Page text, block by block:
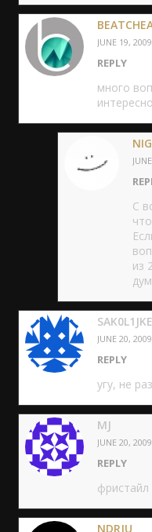
JUNE 19,
REPLY
много
С
из
JUNE 20,
REPLY
угу, не
MJ
JUNE 20,
REPLY
NDRJU